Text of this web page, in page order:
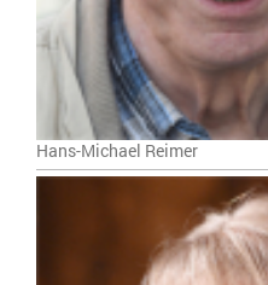
Hans-Michael Reimer